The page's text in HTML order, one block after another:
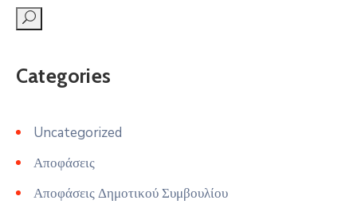
Categories
Uncategorized
Αποφάσεις
Αποφάσεις Δημοτικού Συμβουλίου